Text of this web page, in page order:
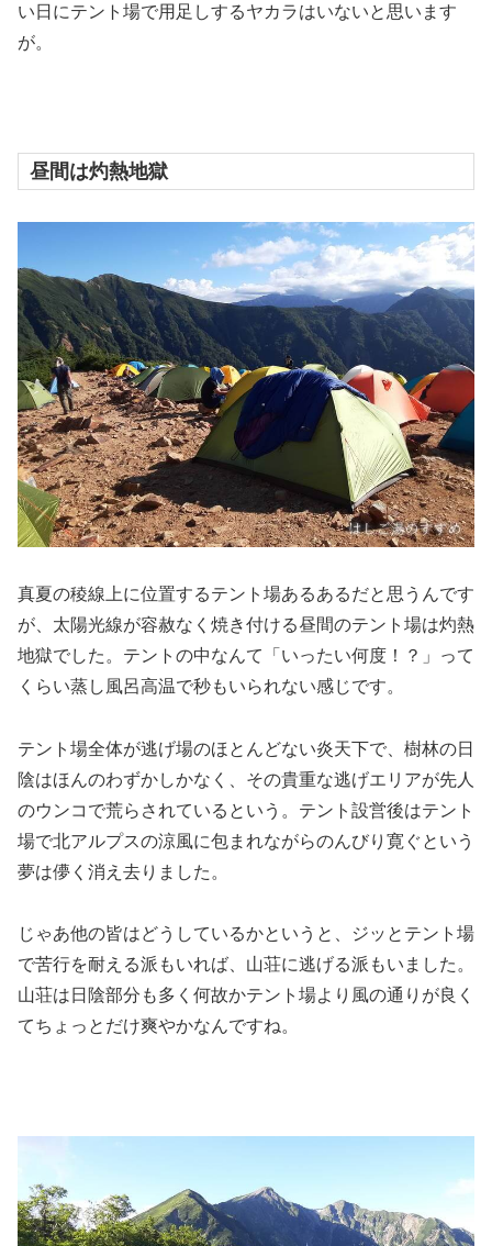
い日にテント場で用足しするヤカラはいないと思います
が。
昼間は灼熱地獄
真夏の稜線上に位置するテント場あるあるだと思うんです
が、太陽光線が容赦なく焼き付ける昼間のテント場は灼熱
地獄でした。テントの中なんて「いったい何度！？」って
くらい蒸し風呂高温で秒もいられない感じです。
テント場全体が逃げ場のほとんどない炎天下で、樹林の日
陰はほんのわずかしかなく、その貴重な逃げエリアが先人
のウンコで荒らされているという。テント設営後はテント
場で北アルプスの涼風に包まれながらのんびり寛ぐという
夢は儚く消え去りました。
じゃあ他の皆はどうしているかというと、ジッとテント場
で苦行を耐える派もいれば、山荘に逃げる派もいました。
山荘は日陰部分も多く何故かテント場より風の通りが良く
てちょっとだけ爽やかなんですね。